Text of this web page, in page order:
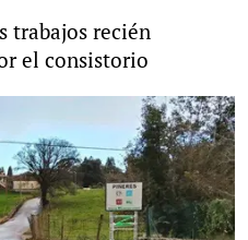
trabajos recién
el consistorio